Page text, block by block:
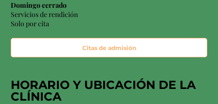
Domingo cerrado
Servicios de rendición
Solo por cita
Citas de admisión
HORARIO Y UBICACIÓN DE LA
CLÍNICA